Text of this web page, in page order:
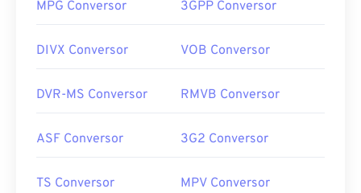
MPG Conversor 3GPP Conversor
DIVX Conversor VOB Conversor
DVR-MS Conversor RMVB Conversor
ASF Conversor 3G2 Conversor
TS Conversor MPV Conversor